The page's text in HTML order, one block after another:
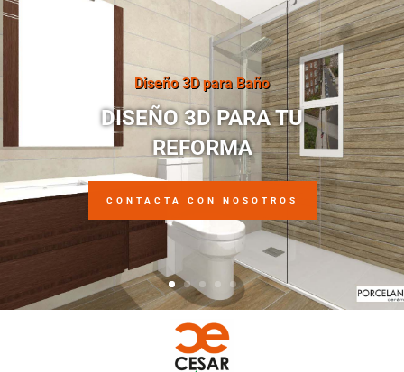
Diseño 3D para Baño
DISEÑO 3D PARA TU
REFORMA
CONTACTA CON NOSOTROS